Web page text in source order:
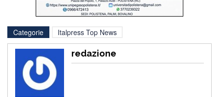
Categorie Italpress Top News
redazione